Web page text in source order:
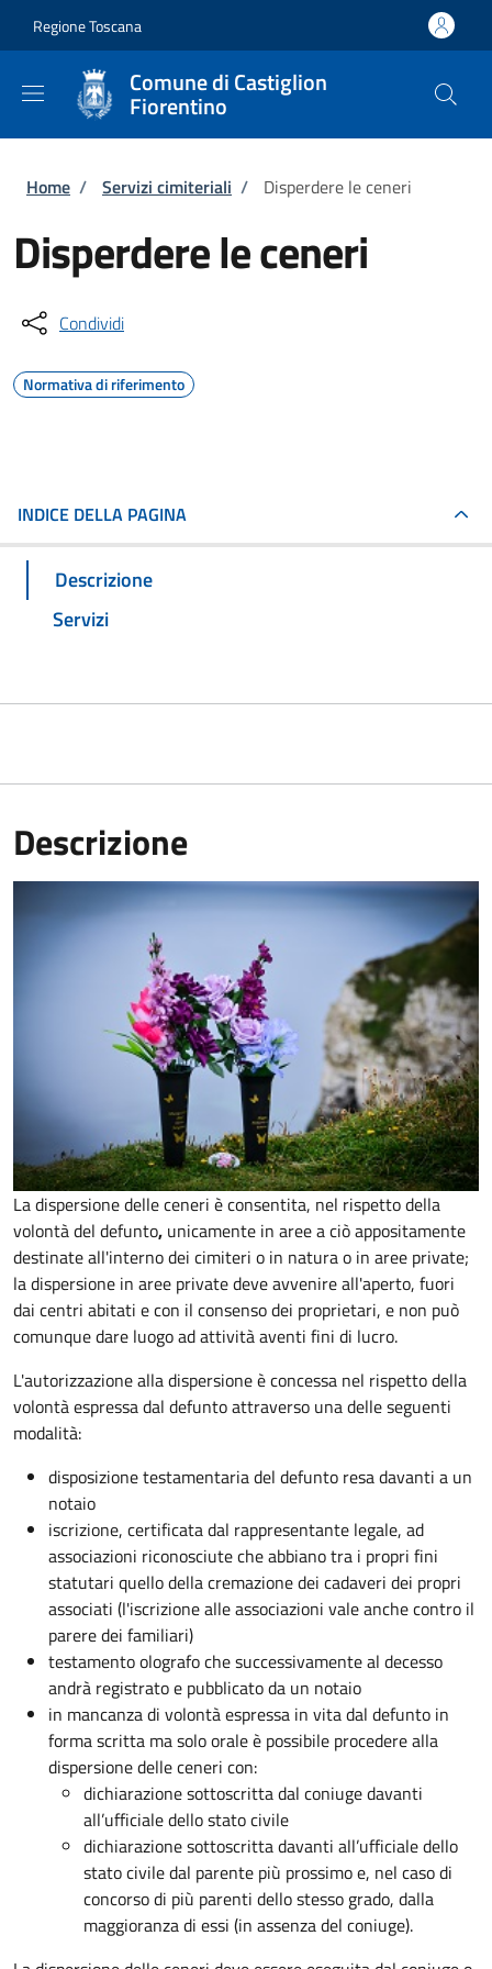
Regione Toscana
Comune di Castiglion
Fiorentino
Briciole di pane
Home / Servizi cimiteriali / Disperdere le ceneri
Disperdere le ceneri
Condividi
Normativa di riferimento
INDICE DELLA PAGINA
Descrizione
Servizi
Descrizione
La dispersione delle ceneri è consentita, nel rispetto della
volontà del defunto, unicamente in aree a ciò appositamente
destinate all'interno dei cimiteri o in natura o in aree private;
la dispersione in aree private deve avvenire all'aperto, fuori
dai centri abitati e con il consenso dei proprietari, e non può
comunque dare luogo ad attività aventi fini di lucro.
L'autorizzazione alla dispersione è concessa nel rispetto della
volontà espressa dal defunto attraverso una delle seguenti
modalità:
disposizione testamentaria del defunto resa davanti a un
notaio
iscrizione, certificata dal rappresentante legale, ad
associazioni riconosciute che abbiano tra i propri fini
statutari quello della cremazione dei cadaveri dei propri
associati (l'iscrizione alle associazioni vale anche contro il
parere dei familiari)
testamento olografo che successivamente al decesso
andrà registrato e pubblicato da un notaio
in mancanza di volontà espressa in vita dal defunto in
forma scritta ma solo orale è possibile procedere alla
dispersione delle ceneri con:
dichiarazione sottoscritta dal coniuge davanti
all’ufficiale dello stato civile
dichiarazione sottoscritta davanti all’ufficiale dello
stato civile dal parente più prossimo e, nel caso di
concorso di più parenti dello stesso grado, dalla
maggioranza di essi (in assenza del coniuge).